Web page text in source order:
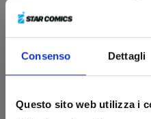
Consenso Dettagli
Questo sito web utilizza i
mondo
è